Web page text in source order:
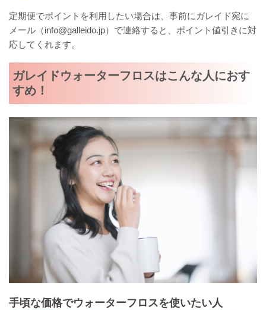
定期便でポイントを利用したい場合は、事前にガレイド宛に
メール（info@galleido.jp）で連絡すると、ポイント値引きに対
応してくれます。
ガレイドウォーターフロスはこんな人におす
すめ！
手頃な価格でウォーターフロスを使いたい人